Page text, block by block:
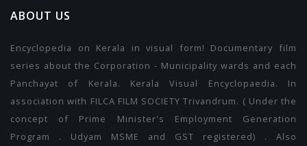
ABOUT US
Encyclopedia on Kerala in visual form! Documentary film
series about the Corporation - Municipality wards and each
Panchayat of Kerala. Kerala Visual Encyclopaedia. In
association with FILCA FILM SOCIETY Trivandrum. ( Under the
concept of Prime Minister's Employment Generation
Program . Udyam MSME and GST registered) . Also